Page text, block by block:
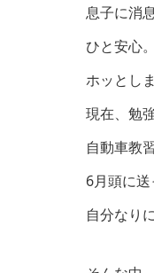
息子に消
ひと安心
ホッとしま
現在、勉
自動車教
6月頭に
自分なり